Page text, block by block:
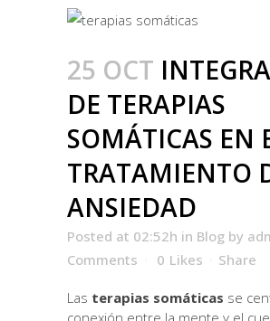
25 OCT
DE TERAPIAS
SOMÁTICAS EN
TRATAMIENTO
ANSIEDAD
Posted at 02:52h in Blog by
Comments
0 Likes Share
Las terapias somáticas se
conexión entre la mente y el